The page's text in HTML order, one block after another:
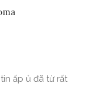
ấp ủ đã từ rất